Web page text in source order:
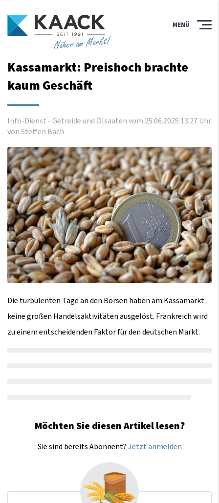
Näher am Markt!
MENÜ
Kassamarkt: Preishoch brachte
kaum Geschäft
Info-Dienst - Getreide und Ölsaaten vom 25.06.2025 13:27Uhr
von Steffen Bach
Die turbulenten Tage an den Börsen haben am Kassamarkt
keine großen Handelsaktivitäten ausgelöst. Frankreich wird
zu einem entscheidenden Faktor für den deutschen Markt.
Möchten Sie diesen Artikel lesen?
Sie sind bereits Abonnent?Jetzt anmelden